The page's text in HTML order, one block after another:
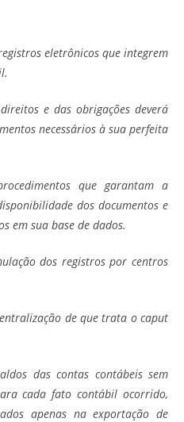
eletrônicos que integrem
e das obrigações deverá
necessários à sua perfeita
que garantam a
dos documentos e
em sua base de dados.
dos registros por centros
de que trata o caput
das contas contábeis sem
cada fato contábil ocorrido,
apenas na exportação de